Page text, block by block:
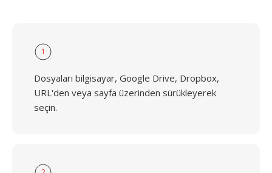
1
Dosyaları bilgisayar, Google Drive, Dropbox,
URL'den veya sayfa üzerinden sürükleyerek
seçin.